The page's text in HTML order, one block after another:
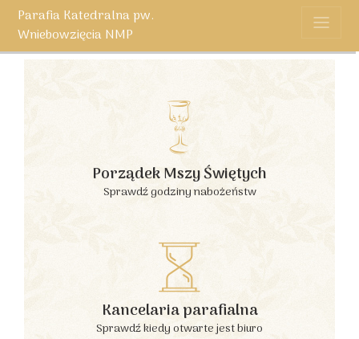
Parafia Katedralna pw.
Wniebowzięcia NMP
Porządek Mszy Świętych
Sprawdź godziny nabożeństw
Kancelaria parafialna
Sprawdź kiedy otwarte jest biuro